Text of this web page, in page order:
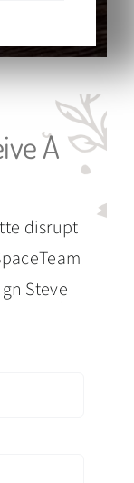
A
disrupt
Steve